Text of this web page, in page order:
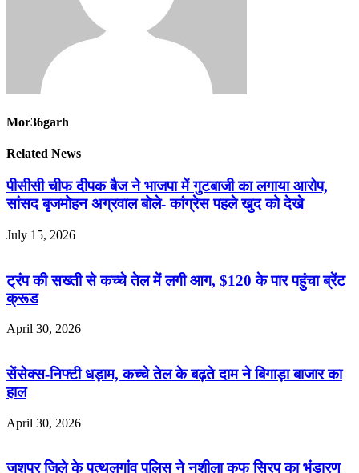
Mor36garh
Related News
पीसीसी चीफ दीपक बैज ने भाजपा में गुटबाजी का लगाया आरोप,
सांसद बृजमोहन अग्रवाल बोले- कांग्रेस पहले खुद को देखे
July 15, 2026
ट्रंप की सख्ती से कच्चे तेल में लगी आग, $120 के पार पहुंचा ब्रेंट
क्रूड
April 30, 2026
सेंसेक्स-निफ्टी धड़ाम, कच्चे तेल के बढ़ते दाम ने बिगाड़ा बाजार का
हाल
April 30, 2026
जशपुर जिले के पत्थलगांव पुलिस ने नशीला कफ सिरप का भंडारण